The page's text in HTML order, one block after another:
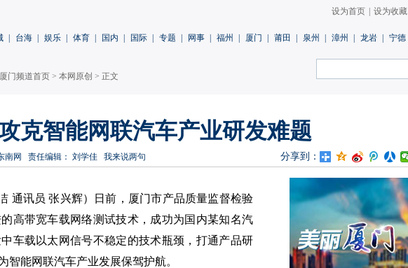
设为首页 设为收藏
台海 娱乐 体育 国内 国际 专题 网事 福州 厦门 莆田 泉州 漳州 龙岩 宁德
厦门频道首页 > 本网原创 > 正文
克智能网联汽车产业研发难题
南网 责任编辑： 刘学佳 我来说两句 分享到：
通讯员 张兴辉）日前，厦门市产品质量监督检验
高带宽车载网络测试技术，成功为国内某知名汽
车载以太网信号不稳定的技术瓶颈，打通产品研
智能网联汽车产业发展保驾护航。